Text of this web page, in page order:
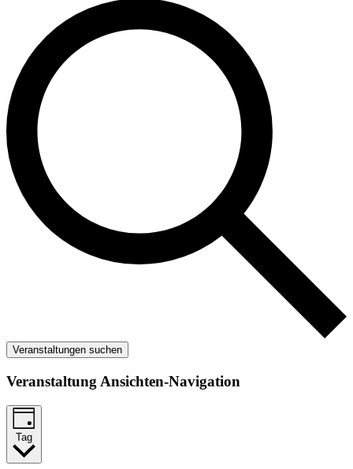
Veranstaltungen suchen
Veranstaltung Ansichten-Navigation
Tag